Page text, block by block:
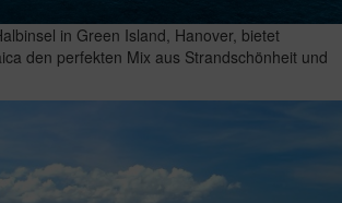
in Green Island, Hanover, bietet
den perfekten Mix aus Strandschönheit und